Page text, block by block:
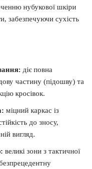
нубукової шкіри
забезпечуючи сухість
діє повна
частину (підошву) та
кросівок.
міцний каркас із
до зносу,
вигляд.
великі зони з тактичної